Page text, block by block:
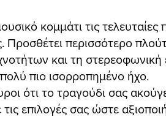
κομμάτι τις
Προσθέτει περισσότερο
και τη στερεοφωνική
πιο ισορροπημένο ήχο.
ότι το τραγούδι σας
επιλογές σας ώστε